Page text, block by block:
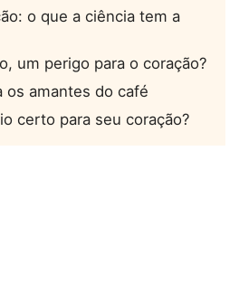
o que a ciência tem a
um perigo para o coração?
os amantes do café
certo para seu coração?